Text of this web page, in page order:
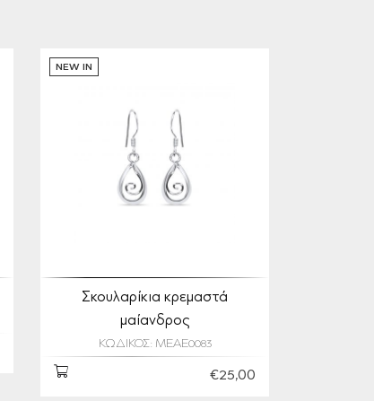
NEW IN
Σκουλαρίκια κρεμαστά
μαίανδρος
ΚΩΔΙΚΟΣ: MEAE0083
€25,00